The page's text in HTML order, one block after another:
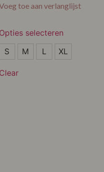
toe aan verlanglijst
Opties selecteren
S
M
S M L XL
Clear